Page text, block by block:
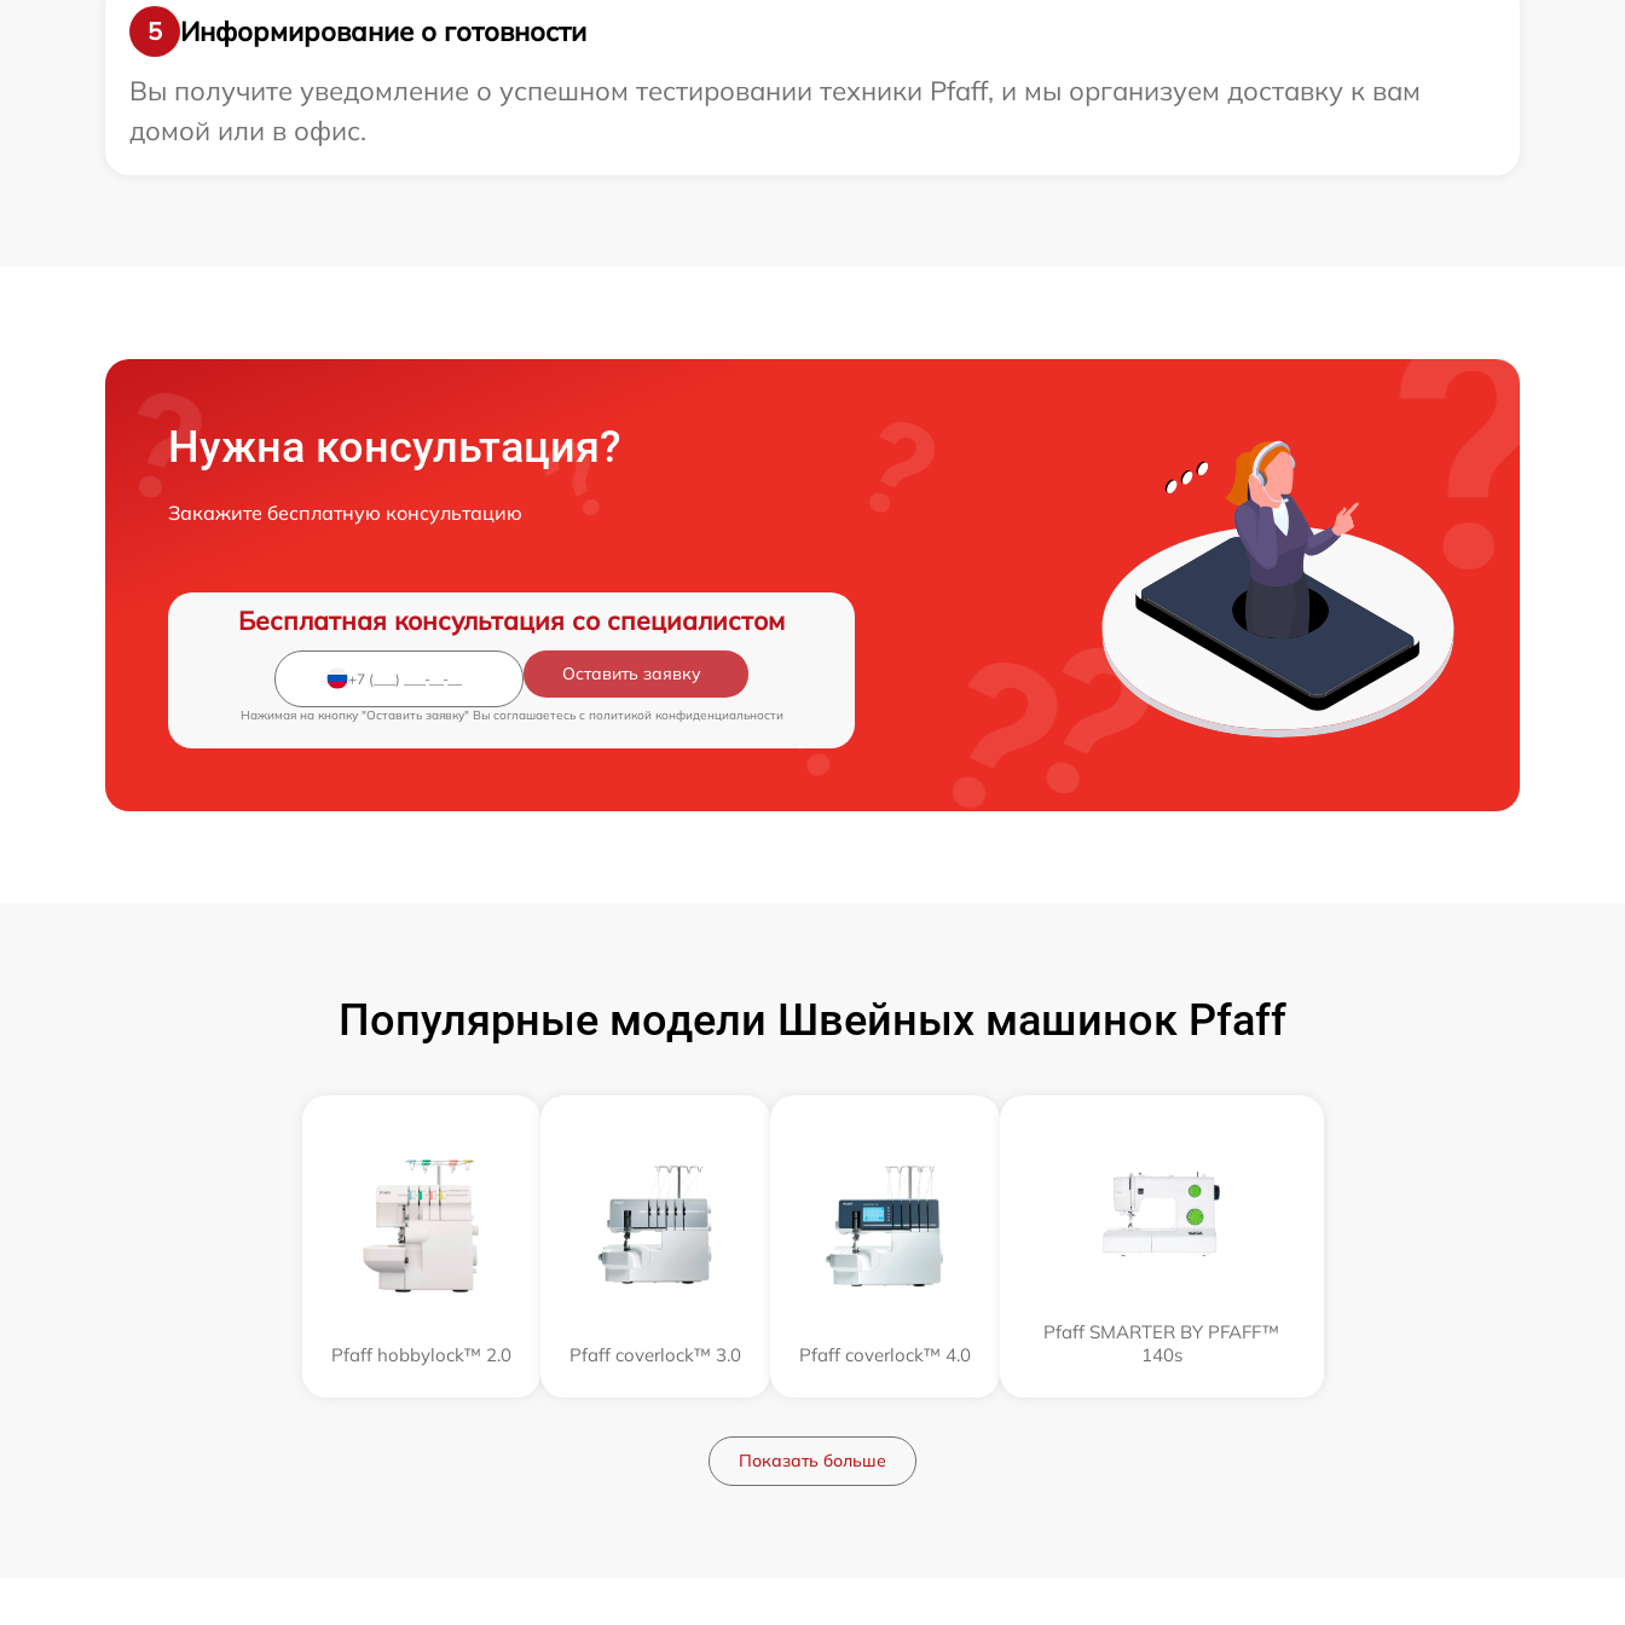
5
Информирование о готовности
Вы получите уведомление о успешном тестировании техники Pfaff, и мы организуем доставку к вам
домой или в офис.
Нужна консультация?
Закажите бесплатную консультацию
Бесплатная консультация со специалистом
Оставить заявку
Нажимая на кнопку "Оставить заявку" Вы соглашаетесь c политикой конфиденциальности
Популярные модели Швейных машинок Pfaff
Pfaff hobbylock™ 2.0 Pfaff coverlock™ 3.0 Pfaff coverlock™ 4.0
Pfaff SMARTER BY PFAFF™
140s
Показать больше